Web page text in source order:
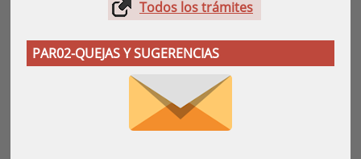
Todos los trámites
PAR02-QUEJAS Y SUGERENCIAS